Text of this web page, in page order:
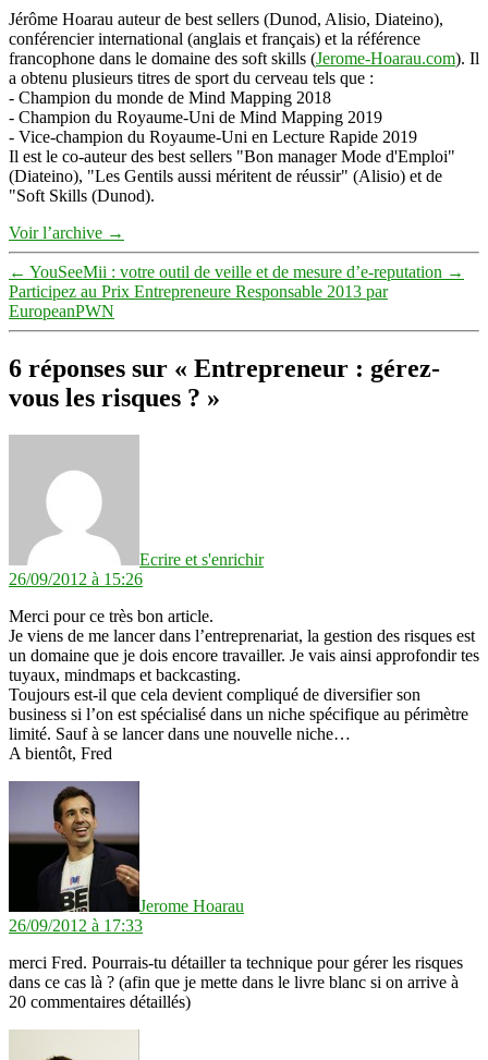
Jérôme Hoarau auteur de best sellers (Dunod, Alisio, Diateino),
conférencier international (anglais et français) et la référence
francophone dans le domaine des soft skills (Jerome-Hoarau.com). Il
a obtenu plusieurs titres de sport du cerveau tels que :
- Champion du monde de Mind Mapping 2018
- Champion du Royaume-Uni de Mind Mapping 2019
- Vice-champion du Royaume-Uni en Lecture Rapide 2019
Il est le co-auteur des best sellers "Bon manager Mode d'Emploi"
(Diateino), "Les Gentils aussi méritent de réussir" (Alisio) et de
"Soft Skills (Dunod).
Voir l’archive →
← YouSeeMii : votre outil de veille et de mesure d’e-reputation →
Participez au Prix Entrepreneure Responsable 2013 par
EuropeanPWN
6 réponses sur « Entrepreneur : gérez-
vous les risques ? »
Ecrire et s'enrichir
26/09/2012 à 15:26
Merci pour ce très bon article.
Je viens de me lancer dans l’entreprenariat, la gestion des risques est
un domaine que je dois encore travailler. Je vais ainsi approfondir tes
tuyaux, mindmaps et backcasting.
Toujours est-il que cela devient compliqué de diversifier son
business si l’on est spécialisé dans un niche spécifique au périmètre
limité. Sauf à se lancer dans une nouvelle niche…
A bientôt, Fred
Jerome Hoarau
26/09/2012 à 17:33
merci Fred. Pourrais-tu détailler ta technique pour gérer les risques
dans ce cas là ? (afin que je mette dans le livre blanc si on arrive à
20 commentaires détaillés)